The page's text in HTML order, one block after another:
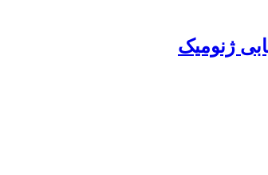
ژنومیک